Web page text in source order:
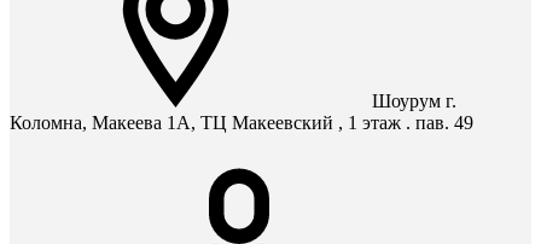
Шоурум г.
Коломна, Макеева 1А, ТЦ Макеевский , 1 этаж . пав. 49